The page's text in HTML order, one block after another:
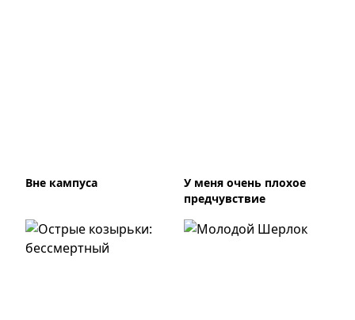
Вне кампуса
У меня очень плохое
предчувствие